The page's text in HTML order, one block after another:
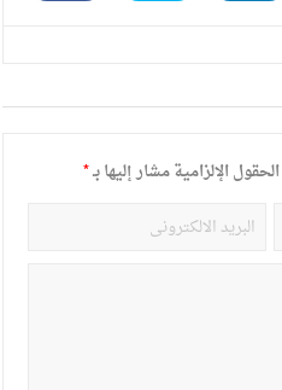
الحقول الإلزامية مشار إليها بـ*